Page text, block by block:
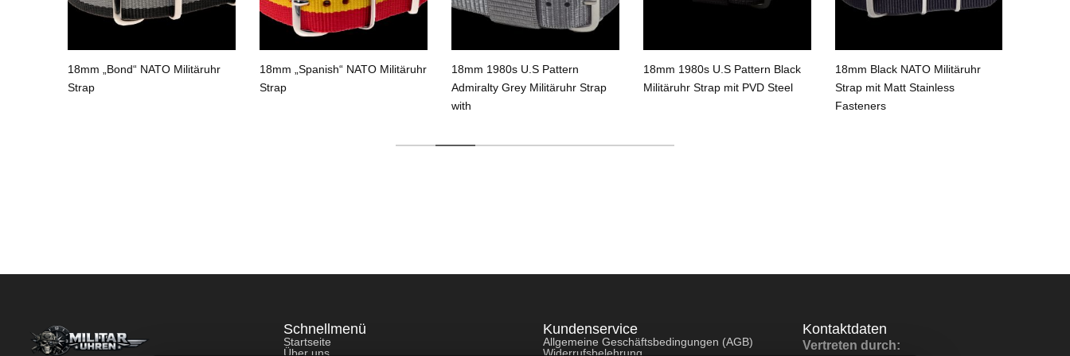
18mm „Bond“ NATO Militäruhr
Strap
18mm „Spanish“ NATO Militäruhr
Strap
18mm 1980s U.S Pattern
Admiralty Grey Militäruhr Strap
with
18mm 1980s U.S Pattern Black
Militäruhr Strap mit PVD Steel
18mm Black NATO Militäruhr
Strap mit Matt Stainless
Fasteners
Schnellmenü
Startseite
Über uns
Kundenservice
Allgemeine Geschäftsbedingungen (AGB)
Widerrufsbelehrung
Kontaktdaten
Vertreten durch: